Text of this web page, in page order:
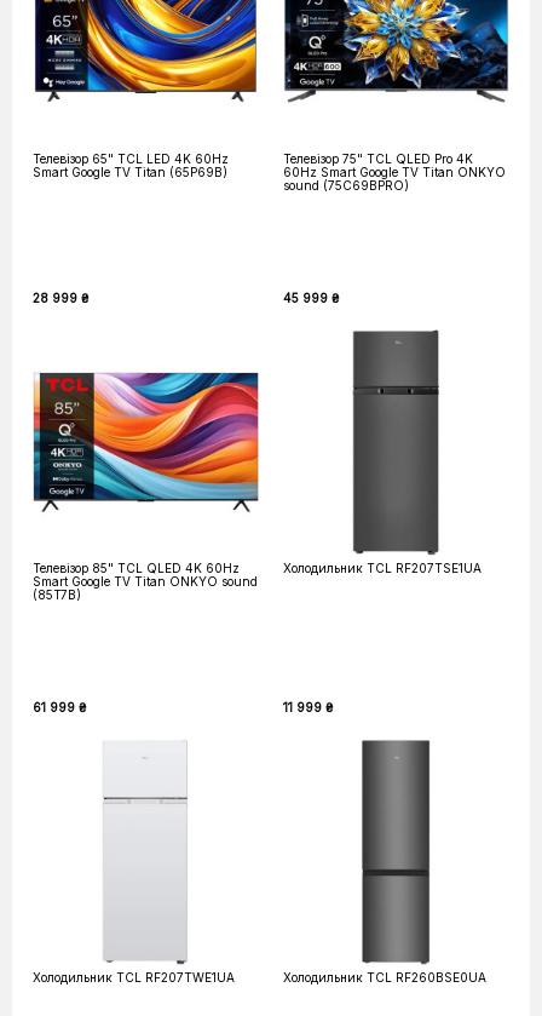
Телевізор 65" TCL LED 4K 60Hz
Smart Google TV Titan (65P69B)
28 999 ₴
Телевізор 75" TCL QLED Pro 4K
60Hz Smart Google TV Titan ONKYO
sound (75C69BPRO)
45 999 ₴
Телевізор 85" TCL QLED 4K 60Hz
Smart Google TV Titan ONKYO sound
(85T7B)
61 999 ₴
Холодильник TCL RF207TSE1UA
11 999 ₴
Холодильник TCL RF207TWE1UA Холодильник TCL RF260BSE0UA